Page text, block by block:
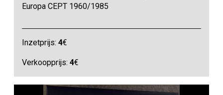
Europa CEPT 1960/1985
Inzetprijs:4€
Verkoopprijs:4€